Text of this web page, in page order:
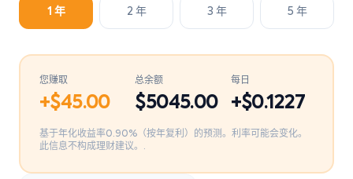
1 年 2 年 3 年 5 年
您赚取
+$45.00
总余额
$5045.00
每日
+$0.1227
基于年化收益率0.90%（按年复利）的预测。利率可能会变化。
此信息不构成理财建议。.